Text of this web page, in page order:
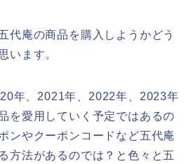
代庵の商品を購入しようかどう
います。
年、2021年、2022年、2023年
を愛用していく予定ではあるの
ンやクーポンコードなど五代庵
方法があるのでは？と色々と五